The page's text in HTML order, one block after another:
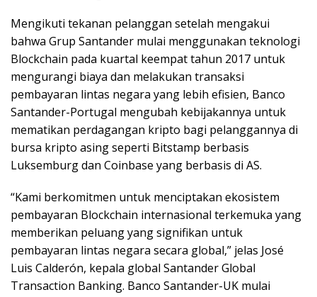
Mengikuti tekanan pelanggan setelah mengakui
bahwa Grup Santander mulai menggunakan teknologi
Blockchain pada kuartal keempat tahun 2017 untuk
mengurangi biaya dan melakukan transaksi
pembayaran lintas negara yang lebih efisien, Banco
Santander-Portugal mengubah kebijakannya untuk
mematikan perdagangan kripto bagi pelanggannya di
bursa kripto asing seperti Bitstamp berbasis
Luksemburg dan Coinbase yang berbasis di AS.
“Kami berkomitmen untuk menciptakan ekosistem
pembayaran Blockchain internasional terkemuka yang
memberikan peluang yang signifikan untuk
pembayaran lintas negara secara global,” jelas José
Luis Calderón, kepala global Santander Global
Transaction Banking. Banco Santander-UK mulai